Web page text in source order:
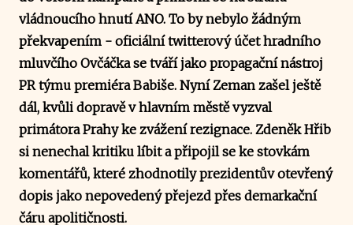
vládnoucího hnutí ANO. To by nebylo žádným
překvapením - oficiální twitterový účet hradního
mluvčího Ovčáčka se tváří jako propagační nástroj
PR týmu premiéra Babiše. Nyní Zeman zašel ještě
dál, kvůli dopravě v hlavním městě vyzval
primátora Prahy ke zvážení rezignace. Zdeněk Hřib
si nenechal kritiku líbit a připojil se ke stovkám
komentářů, které zhodnotily prezidentův otevřený
dopis jako nepovedený přejezd přes demarkační
čáru apolitičnosti.